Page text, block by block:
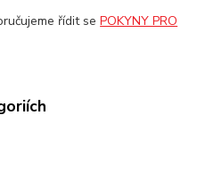
řídit sePOKYNY PRO